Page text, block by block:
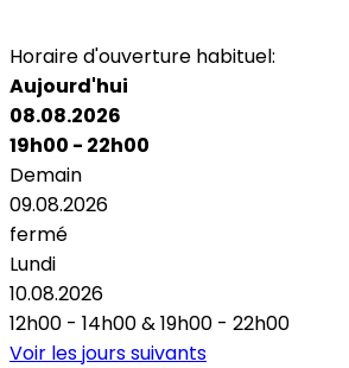
Horaire d'ouverture habituel:
Aujourd'hui
08.08.2026
19h00 - 22h00
Demain
09.08.2026
fermé
Lundi
10.08.2026
12h00 - 14h00&19h00 - 22h00
Voir les jours suivants